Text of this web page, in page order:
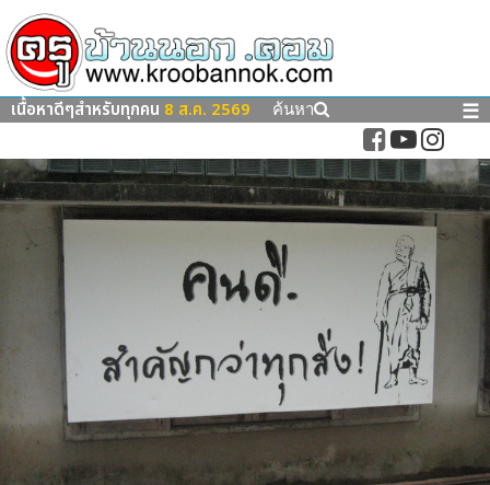
เนื้อหาดีๆสำหรับทุกคน 8 ส.ค. 2569 ค้นหา ☰